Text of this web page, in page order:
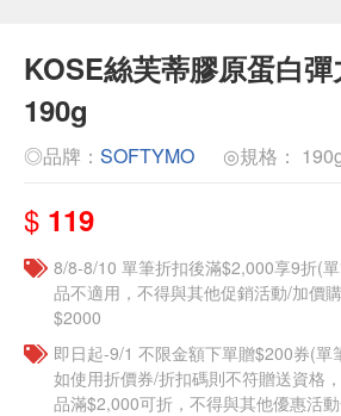
KOSE絲芙蒂膠原蛋白
190g
◎品牌： SOFTYMO ◎規格：
$ 119
8/8-8/10 單筆折扣後滿$2,000享9折(
品不適用，不得與其他促銷活動/加價
$2000
即日起-9/1 不限金額下單贈$200券(單
如使用折價券/折扣碼則不符贈送資格
品滿$2,000可折，不得與其他優惠活